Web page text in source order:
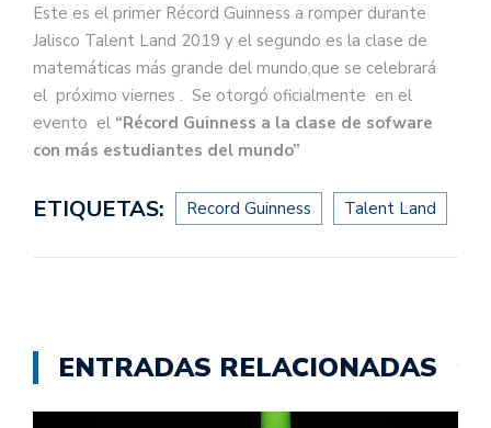
Este es el primer Récord Guinness a romper durante
Jalisco Talent Land 2019 y el segundo es la clase de
matemáticas más grande del mundo,que se celebrará
el próximo viernes . Se otorgó oficialmente en el
evento el “Récord Guinness a la clase de sofware
con más estudiantes del mundo”
ETIQUETAS: Record Guinness Talent Land
ENTRADAS RELACIONADAS